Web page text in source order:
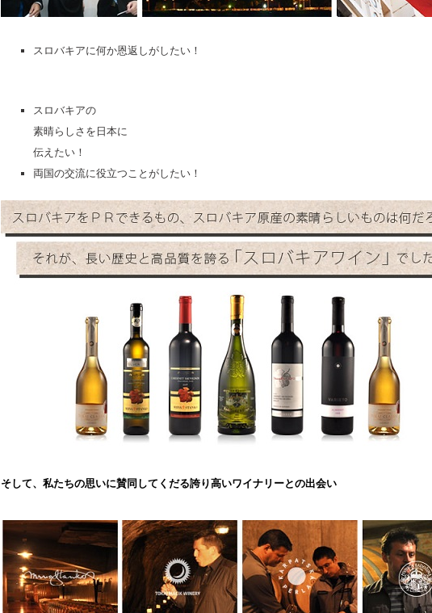
スロバキアに何か恩返しがしたい！
スロバキアの
素晴らしさを日本に
伝えたい！
両国の交流に役立つことがしたい！
そして、私たちの思いに賛同してくだる誇り高いワイナリーとの出会い